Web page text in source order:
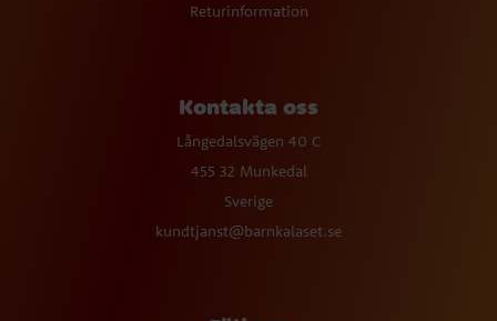
Returinformation
Kontakta oss
Långedalsvägen 40 C
455 32 Munkedal
Sverige
kundtjanst@barnkalaset.se